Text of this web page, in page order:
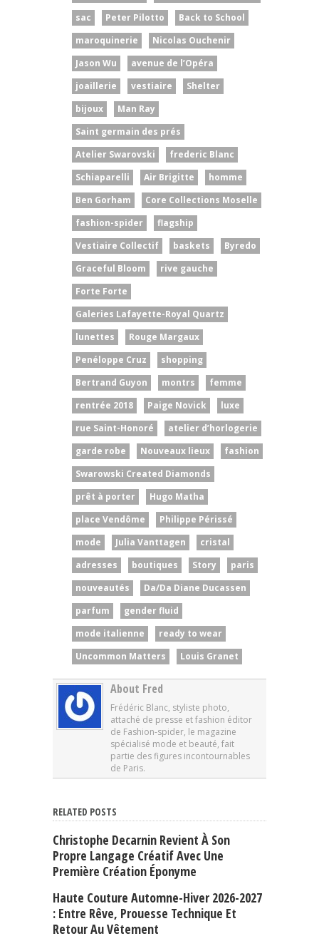
sac
Peter Pilotto
Back to School
maroquinerie
Nicolas Ouchenir
Jason Wu
avenue de l’Opéra
joaillerie
vestiaire
Shelter
bijoux
Man Ray
Saint germain des prés
Atelier Swarovski
frederic Blanc
Schiaparelli
Air Brigitte
homme
Ben Gorham
Core Collections Moselle
fashion-spider
flagship
Vestiaire Collectif
baskets
Byredo
Graceful Bloom
rive gauche
Forte Forte
Galeries Lafayette-Royal Quartz
lunettes
Rouge Margaux
Penéloppe Cruz
shopping
Bertrand Guyon
montrs
femme
rentrée 2018
Paige Novick
luxe
rue Saint-Honoré
atelier d’horlogerie
garde robe
Nouveaux lieux
fashion
Swarowski Created Diamonds
prêt à porter
Hugo Matha
place Vendôme
Philippe Périssé
mode
Julia Vanttagen
cristal
adresses
boutiques Story
paris
nouveautés
Da/Da Diane Ducassen
parfum
gender fluid
mode italienne
ready to wear
Uncommon Matters
Louis Granet
About Fred
Frédéric Blanc, styliste photo,
attaché de presse et fashion éditor
de Fashion-spider, le magazine
spécialisé mode et beauté, fait
partie des figures incontournables
de Paris.
RELATED POSTS
Christophe Decarnin Revient À Son
Propre Langage Créatif Avec Une
Première Création Éponyme
Haute Couture Automne-Hiver 2026-2027
: Entre Rêve, Prouesse Technique Et
Retour Au Vêtement